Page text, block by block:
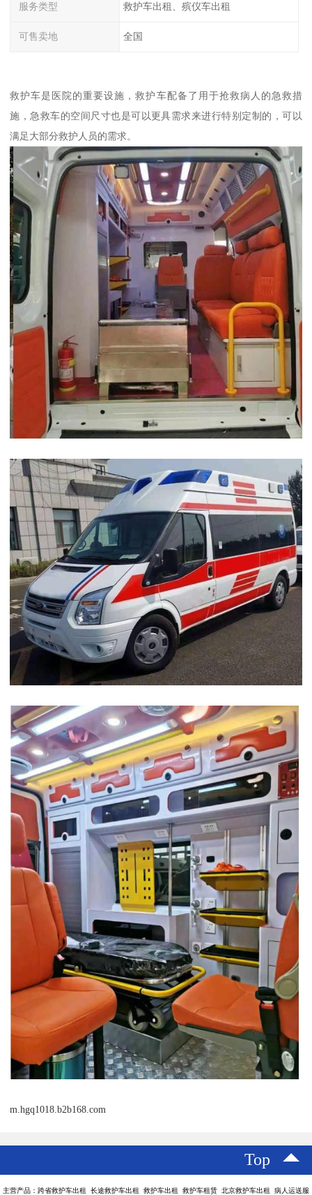
服务类型 救护车出租、殡仪车出租
可售卖地 全国
救护车是医院的重要设施，救护车配备了用于抢救病人的急救措
施，急救车的空间尺寸也是可以更具需求来进行特别定制的，可以
满足大部分救护人员的需求。
m.hgq1018.b2b168.com
Top
主营产品：跨省救护车出租 长途救护车出租 救护车出租 救护车租赁 北京救护车出租 病人运送服